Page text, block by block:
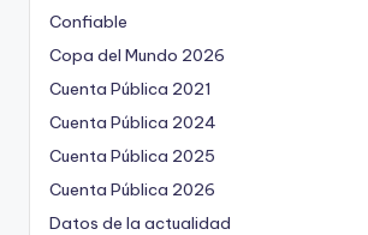
Confiable
Copa del Mundo 2026
Cuenta Pública 2021
Cuenta Pública 2024
Cuenta Pública 2025
Cuenta Pública 2026
Datos de la actualidad